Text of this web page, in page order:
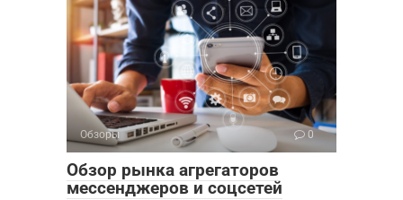
Обзоры 0
Обзор рынка агрегаторов
мессенджеров и соцсетей